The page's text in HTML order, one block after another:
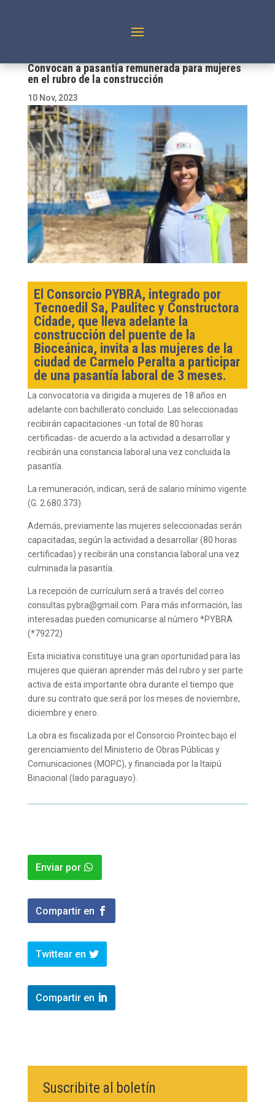
Convocan a pasantía remunerada para mujeres
en el rubro de la construcción
10 Nov, 2023
El Consorcio PYBRA, integrado por
Tecnoedil Sa, Paulitec y Constructora
Cidade, que lleva adelante la
construcción del puente de la
Bioceánica, invita a las mujeres de la
ciudad de Carmelo Peralta a participar
de una pasantía laboral de 3 meses.
La convocatoria va dirigida a mujeres de 18 años en
adelante con bachillerato concluido. Las seleccionadas
recibirán capacitaciones -un total de 80 horas
certificadas- de acuerdo a la actividad a desarrollar y
recibirán una constancia laboral una vez concluida la
pasantía.
La remuneración, indican, será de salario mínimo vigente
(G. 2.680.373).
Además, previamente las mujeres seleccionadas serán
capacitadas, según la actividad a desarrollar (80 horas
certificadas) y recibirán una constancia laboral una vez
culminada la pasantía.
La recepción de currículum será a través del correo
consultas.pybra@gmail.com. Para más información, las
interesadas pueden comunicarse al número *PYBRA
(*79272)
Esta iniciativa constituye una gran oportunidad para las
mujeres que quieran aprender más del rubro y ser parte
activa de esta importante obra durante el tiempo que
dure su contrato que será por los meses de noviembre,
diciembre y enero.
La obra es fiscalizada por el Consorcio Prointec bajo el
gerenciamiento del Ministerio de Obras Públicas y
Comunicaciones (MOPC), y financiada por la Itaipú
Binacional (lado paraguayo).
Enviar por
Compartir en
Twittear en
Compartir en
Suscribite al boletín